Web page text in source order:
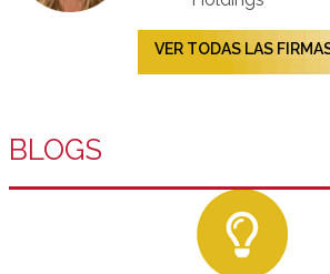
VER TODAS LAS
BLOGS